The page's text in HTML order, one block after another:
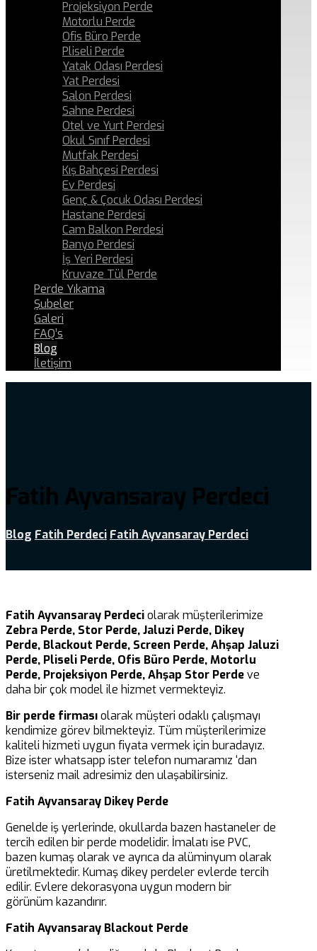
Projeksiyon Perde
Motorlu Perde
Ofis Büro Perde
Pliseli Perde
Yatak Odası Perdesi
Yat Perdesi
Salon Perdesi
Sahne Perdesi
Otel ve Yurt Perdesi
Okul Sınıf Perdesi
Mutfak Perdesi
Kış Bahçesi Perdesi
Ev Perdesi
Genç & Çocuk Odası Perdesi
Hastane Perdesi
Cam Balkon Perdesi
Banyo Perdesi
İş Yeri Perdesi
Kruvaze Tül Perde
Perde Yıkama
Şubeler
Galeri
FAQ’s
Blog
İletişim
Fatih Ayvansaray Perdeci
Blog Fatih Perdeci Fatih Ayvansaray Perdeci
Fatih Ayvansaray Perdeciolarak müşterilerimize
Zebra Perde, Stor Perde, Jaluzi Perde, Dikey
Perde, Blackout Perde, Screen Perde, Ahşap Jaluzi
Perde, Pliseli Perde, Ofis Büro Perde, Motorlu
Perde, Projeksiyon Perde, Ahşap Stor Perdeve
daha bir çok model ile hizmet vermekteyiz.
Bir perde firmasıolarak müşteri odaklı çalışmayı
kendimize görev bilmekteyiz. Tüm müşterilerimize
kaliteli hizmeti uygun fiyata vermek için buradayız.
Bize ister whatsapp ister telefon numaramız ‘dan
isterseniz mail adresimiz den ulaşabilirsiniz.
Fatih Ayvansaray Dikey Perde
Genelde iş yerlerinde, okullarda bazen hastaneler de
tercih edilen bir perde modelidir. İmalatı ise PVC,
bazen kumaş olarak ve ayrıca da alüminyum olarak
üretilmektedir. Kumaş dikey perdeler evlerde tercih
edilir. Evlere dekorasyona uygun modern bir
görünüm kazandırır.
Fatih Ayvansaray Blackout Perde